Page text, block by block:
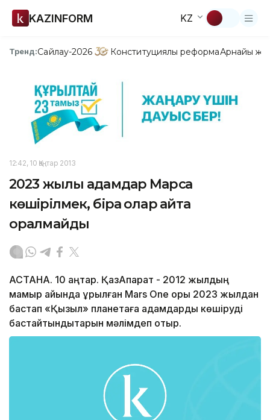
KAZINFORM KZ
Тренд:Сайлау-2026 Конституциялық реформаАрнайы
12:42, 10 Қаңтар 2013
2023 жылы адамдар Марсқа
көшірілмек, бірақ олар қайта
оралмайды
АСТАНА. 10 қаңтар. ҚазАқпарат - 2012 жылдың
мамыр айында құрылған Mars One қоры 2023 жылдан
бастап «Қызыл» планетаға адамдарды көшіруді
бастайтындықтарын мәлімдеп отыр.